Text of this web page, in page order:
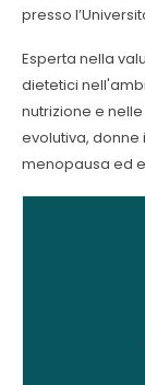
presso
Esperta nella
dietetici
nutrizione e
evolutiva, donne
menopausa ed